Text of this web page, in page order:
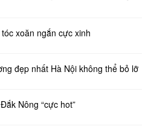
xoăn ngắn cực xinh
đẹp nhất Hà Nội không thể bỏ lỡ
Nông “cực hot”